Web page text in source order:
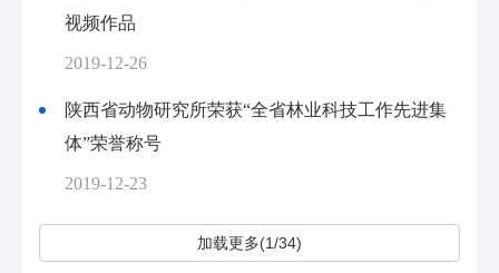
视频作品
2019-12-26
陕西省动物研究所荣获“全省林业科技工作先进集
体”荣誉称号
2019-12-23
加载更多(1/34)